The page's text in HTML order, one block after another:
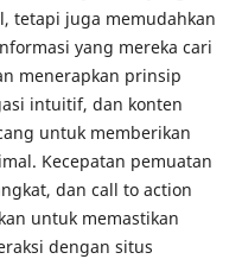
tetapi juga memudahkan
yang mereka cari
menerapkan prinsip
intuitif, dan konten
untuk memberikan
Kecepatan pemuatan
dan call to action
untuk memastikan
dengan situs